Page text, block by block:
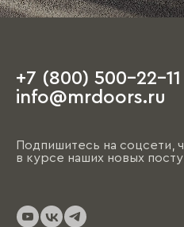
+7 (800) 500-22-11
info@mrdoors.ru
Подпишитесь на соцсети,
в курсе наших новых